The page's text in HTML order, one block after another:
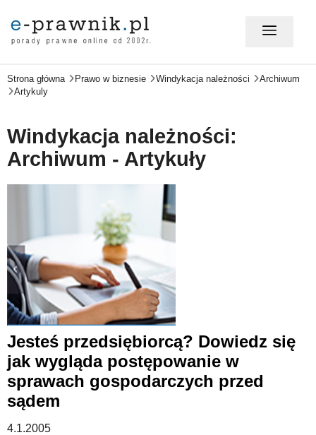
MÓJ E-PRAWNIK - LOGOWANIE
PORADY PRAWNE ONLINE
PRAWO NA CO DZIEŃ
PRAWO W BIZNESIE
ZMIANY W PRAWIE
WZORY DOKUMENTÓW
FORUM PRAWNE
Strona główna Prawo w biznesie Windykacja należności
Archiwum
Artykuly
Windykacja należności:
Archiwum - Artykuły
Jesteś przedsiębiorcą? Dowiedz się
jak wygląda postępowanie w
sprawach gospodarczych przed
sądem
4.1.2005